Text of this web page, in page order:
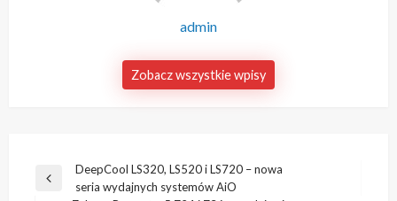
admin
Zobacz wszystkie wpisy
Nawigacja
Poprzedni
DeepCool LS320, LS520 i LS720 – nowa
seria wydajnych systemów AiO